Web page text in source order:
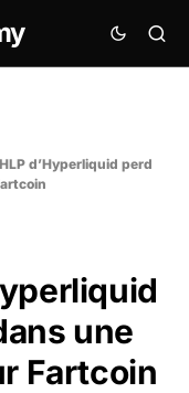
d’Hyperliquid perd
une
Fartcoin